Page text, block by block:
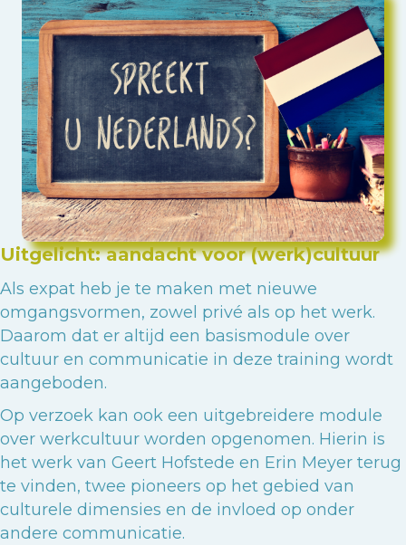
Uitgelicht: aandacht voor (werk)cultuur
Als expat heb je te maken met nieuwe
omgangsvormen, zowel privé als op het werk.
Daarom dat er altijd een basismodule over
cultuur en communicatie in deze training wordt
aangeboden.
Op verzoek kan ook een uitgebreidere module
over werkcultuur worden opgenomen. Hierin is
het werk van Geert Hofstede en Erin Meyer terug
te vinden, twee pioneers op het gebied van
culturele dimensies en de invloed op onder
andere communicatie.